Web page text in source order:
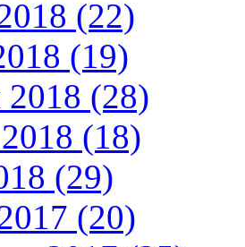
(22)
(19)
2018 (28)
(18)
(29)
(20)